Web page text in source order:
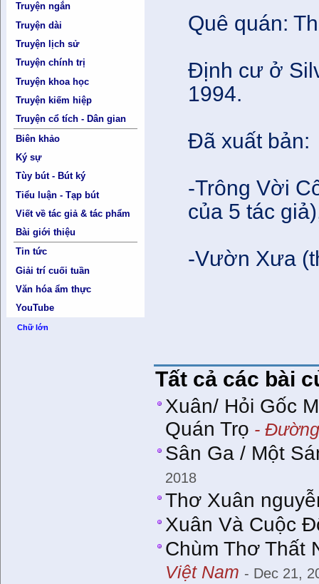
Truyện ngắn
Truyện dài
Truyện lịch sử
Truyện chính trị
Truyện khoa học
Truyện kiếm hiệp
Truyện cổ tích - Dân gian
Biên khảo
Ký sự
Tùy bút - Bút ký
Tiểu luận - Tạp bút
Viết về tác giả & tác phẩm
Bài giới thiệu
Tin tức
Giải trí cuối tuần
Văn hóa ẩm thực
YouTube
Chữ lớn
Quê quán:
Định cư ở
1994.
Đã xuất bản:
-Trông Vời
của 5 tác
-Vườn Xưa
Tất cả các bài
Xuân/ Hỏi Gốc
Quán Trọ -
Sân Ga / Một
2018
Thơ Xuân
Xuân Và Cuộc
Chùm Thơ Thất
Việt Nam - Dec 21,